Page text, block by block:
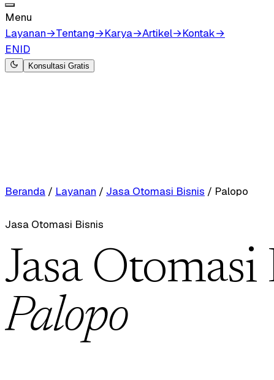
Menu
Layanan→Tentang→Karya→Artikel→Kontak→
ENID
Konsultasi Gratis
Beranda / Layanan / Jasa Otomasi Bisnis / Palopo
Jasa Otomasi Bisnis
Jasa
Palopo